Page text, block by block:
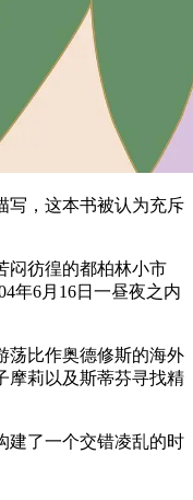
写，这本书被认为充斥
闷彷徨的都柏林小市
年6月16日一昼夜之内
荡比作奥德修斯的海外
摩莉以及斯蒂芬寻找精
建了一个交错凌乱的时